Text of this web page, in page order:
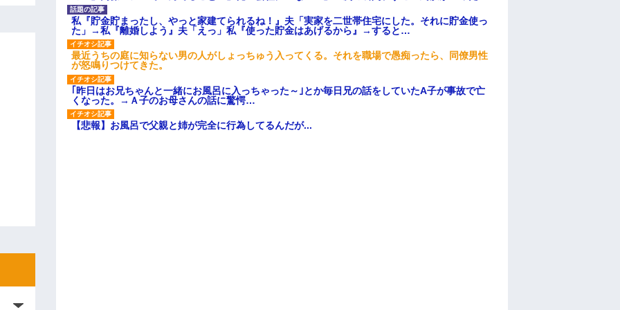
私『貯金貯まったし、やっと家建てられるね！』夫「実家を二世帯住宅にした。それに貯金使っ
た」→私『離婚しよう』夫「えっ」私『使った貯金はあげるから』→すると…
最近うちの庭に知らない男の人がしょっちゅう入ってくる。それを職場で愚痴ったら、同僚男性
が怒鳴りつけてきた。
｢昨日はお兄ちゃんと一緒にお風呂に入っちゃった～｣とか毎日兄の話をしていたA子が事故で亡
くなった。→Ａ子のお母さんの話に驚愕…
【悲報】お風呂で父親と姉が完全に行為してるんだが...